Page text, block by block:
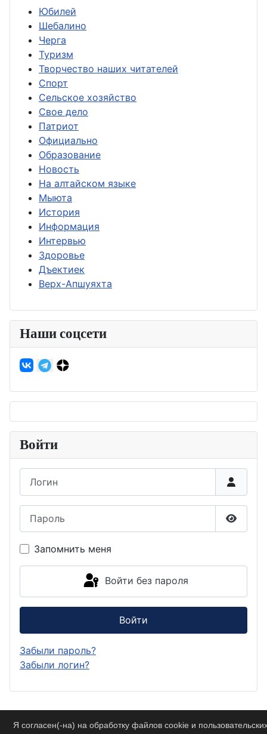
Юбилей
Шебалино
Черга
Туризм
Творчество наших читателей
Спорт
Сельское хозяйство
Свое дело
Патриот
Официально
Образование
Новость
На алтайском языке
Мыюта
История
Информация
Интервью
Здоровье
Дъектиек
Верх-Апшуяхта
Наши соцсети
Войти
Запомнить меня
Войти без пароля
Войти
Забыли пароль?
Забыли логин?
Я согласен(-на) на обработку файлов cookie и